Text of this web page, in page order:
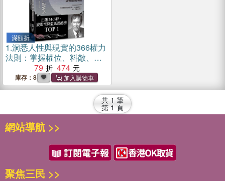
滿額折
1.洞悉人性與現實的366權力
法則：掌握權位、料敵、專
業、遊說、謀略的每日思
索，戒斷有毒信念與虛妄想
像
79 474
庫存：8
共 1 筆
第 1 頁
網站導航 >>
聚焦三民 >>